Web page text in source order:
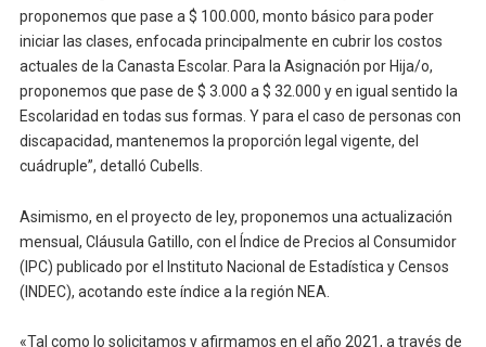
proponemos que pase a $ 100.000, monto básico para poder
iniciar las clases, enfocada principalmente en cubrir los costos
actuales de la Canasta Escolar. Para la Asignación por Hija/o,
proponemos que pase de $ 3.000 a $ 32.000 y en igual sentido la
Escolaridad en todas sus formas. Y para el caso de personas con
discapacidad, mantenemos la proporción legal vigente, del
cuádruple”, detalló Cubells.
Asimismo, en el proyecto de ley, proponemos una actualización
mensual, Cláusula Gatillo, con el Índice de Precios al Consumidor
(IPC) publicado por el Instituto Nacional de Estadística y Censos
(INDEC), acotando este índice a la región NEA.
«Tal como lo solicitamos y afirmamos en el año 2021, a través de